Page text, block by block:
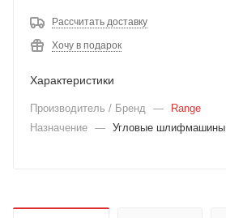
Рассчитать доставку
Хочу в подарок
Характеристики
Производитель / Бренд —
Range
Назначение — Угловые шлифмашины